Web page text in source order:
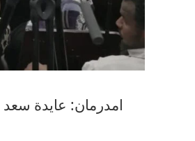
امدرمان: عايدة سعد